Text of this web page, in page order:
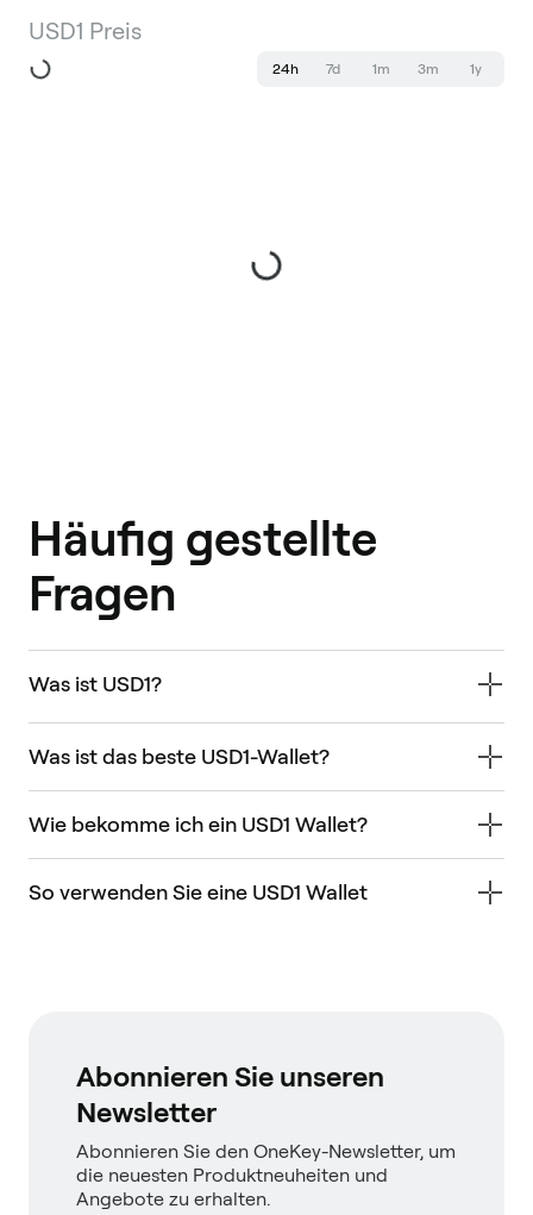
USD1 Preis
24h 7d 1m 3m 1y
Häufig gestellte
Fragen
Was ist USD1?
Was ist das beste USD1-Wallet?
Wie bekomme ich ein USD1 Wallet?
So verwenden Sie eine USD1 Wallet
Abonnieren Sie unseren
Newsletter
Abonnieren Sie den OneKey-Newsletter, um
die neuesten Produktneuheiten und
Angebote zu erhalten.